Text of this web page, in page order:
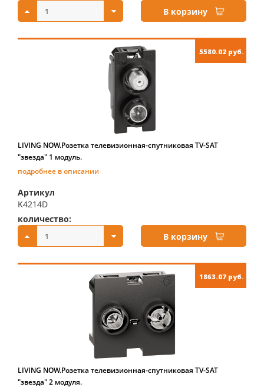
В корзину
5580.02 руб.
LIVING NOW.Розетка телевизионная-спутниковая TV-SAT
"звезда" 1 модуль.
подробнее в описании
Артикул
K4214D
количество:
В корзину
1863.07 руб.
LIVING NOW.Розетка телевизионная-спутниковая TV-SAT
"звезда" 2 модуля.